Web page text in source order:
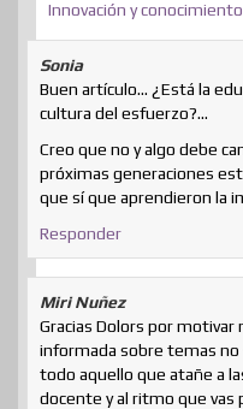
Innovación y conocimiento
Sonia
Buen artículo… ¿Está la
cultura del esfuerzo?…
Creo que no y algo debe
próximas generaciones
que sí que aprendieron la
Responder
Miri Nuñez
Gracias Dolors por
informada sobre temas no
todo aquello que atañe a
docente y al ritmo que vas